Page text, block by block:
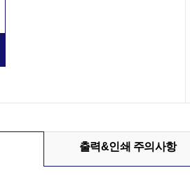
출력&인쇄 주의사항